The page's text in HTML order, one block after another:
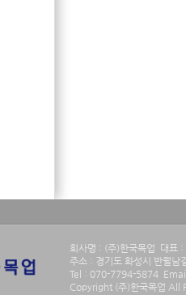
회사명 : (주)한국목업 대표
주소 : 경기도 화성시 반월
Tel : 070-7794-5874
Copyright (주)한국목업 All